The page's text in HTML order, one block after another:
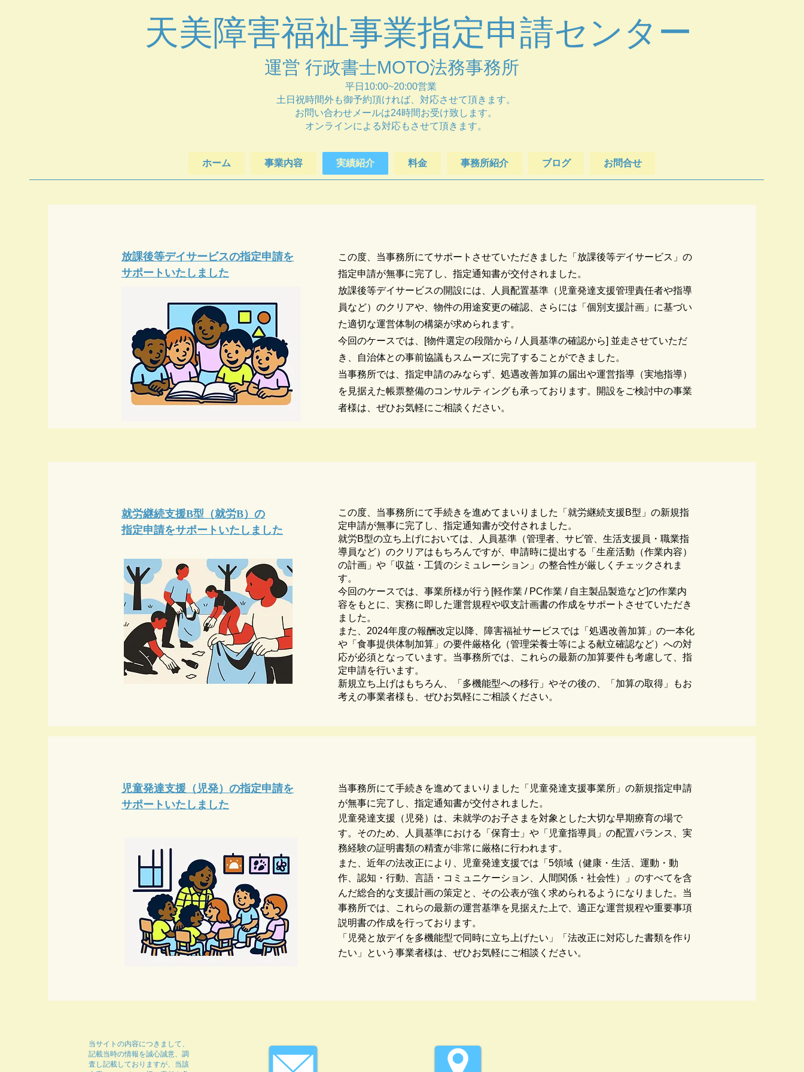
​天美障害福祉事業指定申請センター
運営 行政書士MOTO法務事務所
​​平日10:00~20:00営業
土日祝時間外も御予約頂ければ、対応させて頂きます。
​お問い合わせメールは24時間お受け致します。
オンラインによる対応もさせて頂きます。
ホーム 事業内容 実績紹介 料金 事務所紹介 ブログ お問合せ
放課後等デイサービスの指定申請を
サポートいたしました
サブタイトル
この度、当事務所にてサポートさせていただきました「放課後等デイサービス」の
指定申請が無事に完了し、指定通知書が交付されました。
放課後等デイサービスの開設には、人員配置基準（児童発達支援管理責任者や指導
員など）のクリアや、物件の用途変更の確認、さらには「個別支援計画」に基づい
た適切な運営体制の構築が求められます。
今回のケースでは、[物件選定の段階から / 人員基準の確認から] 並走させていただ
き、自治体との事前協議もスムーズに完了することができました。
当事務所では、指定申請のみならず、処遇改善加算の届出や運営指導（実地指導）
を見据えた帳票整備のコンサルティングも承っております。開設をご検討中の事業
者様は、ぜひお気軽にご相談ください。
就労継続支援B型（就労B）の
指定申請をサポートいたしました
この度、当事務所にて手続きを進めてまいりました「就労継続支援B型」の新規指
定申請が無事に完了し、指定通知書が交付されました。
就労B型の立ち上げにおいては、人員基準（管理者、サビ管、生活支援員・職業指
導員など）のクリアはもちろんですが、申請時に提出する「生産活動（作業内容）
の計画」や「収益・工賃のシミュレーション」の整合性が厳しくチェックされま
す。
今回のケースでは、事業所様が行う[軽作業 / PC作業 / 自主製品製造など]の作業内
容をもとに、実務に即した運営規程や収支計画書の作成をサポートさせていただき
ました。
また、2024年度の報酬改定以降、障害福祉サービスでは「処遇改善加算」の一本化
や「食事提供体制加算」の要件厳格化（管理栄養士等による献立確認など）への対
応が必須となっています。当事務所では、これらの最新の加算要件も考慮して、指
定申請を行います。
新規立ち上げはもちろん、「多機能型への移行」やその後の、「加算の取得」もお
考えの事業者様も、ぜひお気軽にご相談ください。
児童発達支援（児発）の指定申請を
サポートいたしました
当事務所にて手続きを進めてまいりました「児童発達支援事業所」の新規指定申請
が無事に完了し、指定通知書が交付されました。
児童発達支援（児発）は、未就学のお子さまを対象とした大切な早期療育の場で
す。そのため、人員基準における「保育士」や「児童指導員」の配置バランス、実
務経験の証明書類の精査が非常に厳格に行われます。
また、近年の法改正により、児童発達支援では「5領域（健康・生活、運動・動
作、認知・行動、言語・コミュニケーション、人間関係・社会性）」のすべてを含
んだ総合的な支援計画の策定と、その公表が強く求められるようになりました。当
事務所では、これらの最新の運営基準を見据えた上で、適正な運営規程や重要事項
説明書の作成を行っております。
「児発と放デイを多機能型で同時に立ち上げたい」「法改正に対応した書類を作り
たい」という事業者様は、ぜひお気軽にご相談ください。
当サイトの内容につきまして、
記載当時の情報を誠心誠意、調
査し記載しておりますが、当該